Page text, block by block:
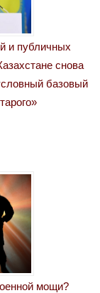
и публичных
снова
базовый
мощи?